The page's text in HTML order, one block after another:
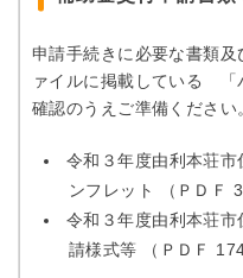
申請手続きに必要な書類
ァイルに掲載している 「
確認のうえご準備ください
令和３年度由利本荘
ンフレット （ＰＤＦ
令和３年度由利本荘
請様式等 （ＰＤＦ